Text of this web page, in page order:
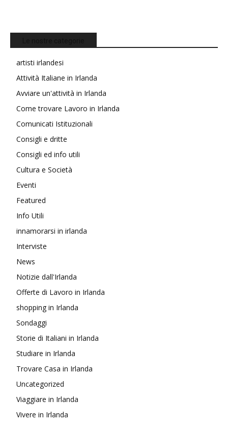
artisti irlandesi
Attività Italiane in Irlanda
Avviare un'attività in Irlanda
Come trovare Lavoro in Irlanda
Comunicati Istituzionali
Consigli e dritte
Consigli ed info utili
Cultura e Società
Eventi
Featured
Info Utili
innamorarsi in irlanda
Interviste
News
Notizie dall'Irlanda
Offerte di Lavoro in Irlanda
shopping in Irlanda
Sondaggi
Storie di Italiani in Irlanda
Studiare in Irlanda
Trovare Casa in Irlanda
Uncategorized
Viaggiare in Irlanda
Vivere in Irlanda